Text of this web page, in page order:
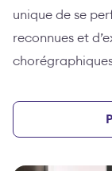
unique de se
reconnues et